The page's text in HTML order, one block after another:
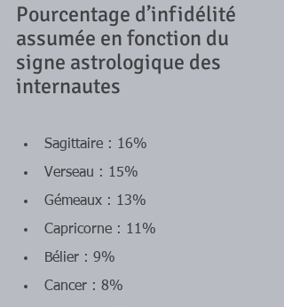
Pourcentage d’infidélité
assumée en fonction du
signe astrologique des
internautes
Sagittaire : 16%
Verseau : 15%
Gémeaux : 13%
Capricorne : 11%
Bélier : 9%
Cancer : 8%